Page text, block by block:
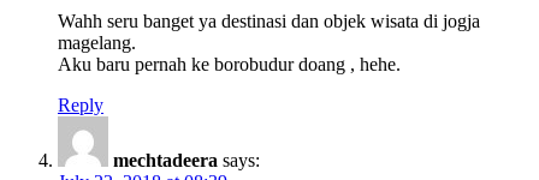
Wahh seru banget ya destinasi dan objek wisata di jogja
magelang.
Aku baru pernah ke borobudur doang , hehe.
Reply
mechtadeera says: